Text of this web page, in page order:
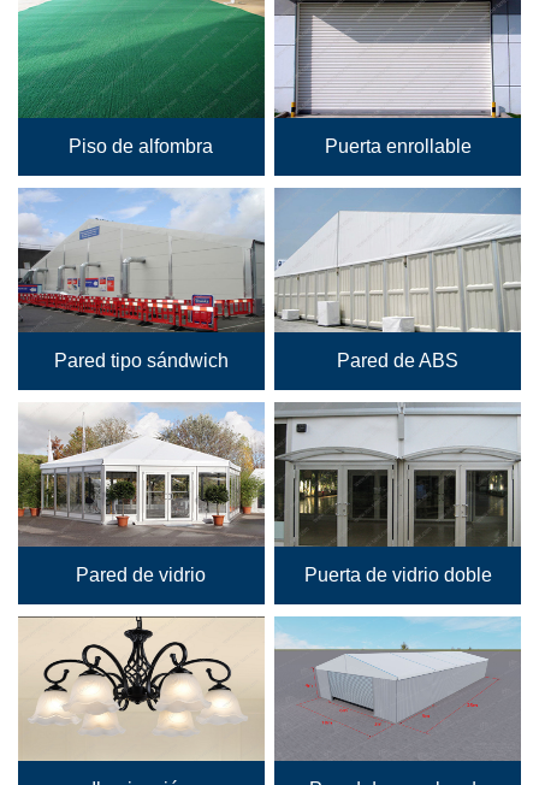
Piso de alfombra Puerta enrollable
Pared tipo sándwich Pared de ABS
Pared de vidrio Puerta de vidrio doble